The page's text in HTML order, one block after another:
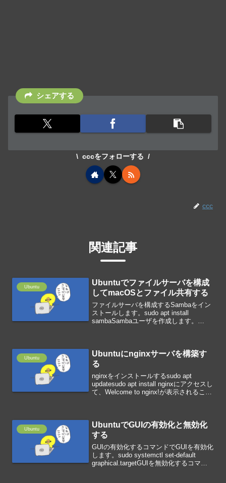
シェアする
cccをフォローする
ccc
関連記事
Ubuntu
Ubuntuでファイルサーバを構成
してmacOSとファイル共有する
ファイルサーバを構成するSambaをイン
ストールします。sudo apt install
sambaSambaユーザを作成します。
Ubuntu
Ubuntuにnginxサーバを構築す
る
nginxをインストールするsudo apt
updatesudo apt install nginxにアクセスし
て、Welcome to nginx!が表示されること
Ubuntu
UbuntuでGUIの有効化と無効化
する
GUIの有効化するコマンドでGUIを有効化
します。sudo systemctl set-default
graphical.targetGUIを無効化するコマン